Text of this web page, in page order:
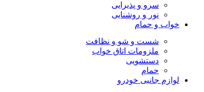
سرو و پذیرایی
نور و روشنایی
خواب و حمام
شست و شو و نظافت
ملزومات اتاق خواب
دستشویی
حمام
لوازم جانبی خودرو